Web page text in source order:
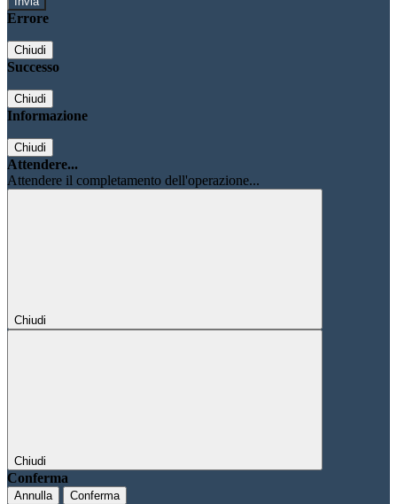
Errore
Chiudi
Successo
Chiudi
Informazione
Chiudi
Attendere...
Attendere il completamento dell'operazione...
Chiudi
Chiudi
Conferma
Annulla Conferma